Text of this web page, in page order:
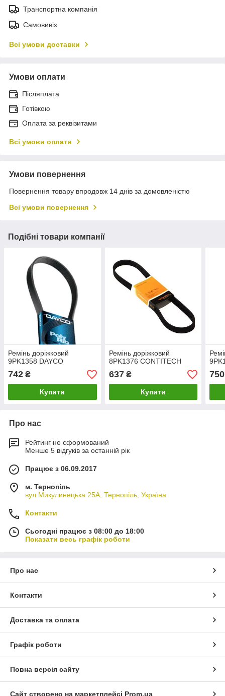
Транспортна компанія
Самовивіз
Всі умови доставки
Умови оплати
Післяплата
Готівкою
Оплата за реквізитами
Всі умови оплати
Умови повернення
Повернення товару впродовж 14 днів за домовленістю
Всі умови повернення
Подібні товари компанії
Ремінь доріжковий
9PK1358 DAYCO
742 ₴
Купити
Ремінь доріжковий
8PK1376 CONTITECH
637₴
Купити
750
Про нас
Рейтинг не сформований
Менше 5 відгуків за останній рік
Працює з 06.09.2017
м. Тернопіль
вул.Микулинецька 25А, Тернопіль, Україна
Контакти
Сьогодні працює з 08:00 до 18:00
Показати весь графік роботи
Про нас
Контакти
Доставка та оплата
Графік роботи
Повна версія сайту
Сайт створено на маркетплейсі Prom.ua